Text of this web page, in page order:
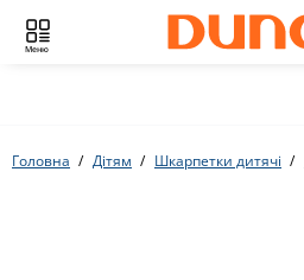
Меню
Головна Дітям Шкарпетки дитячі